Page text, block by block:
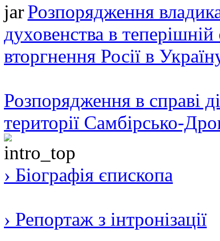
Розпорядження
духовенства в теперішній
вторгнення Росії в
Розпорядження в справі
території Самбірсько-
› Біографія єпископа
› Репортаж з інтронізації